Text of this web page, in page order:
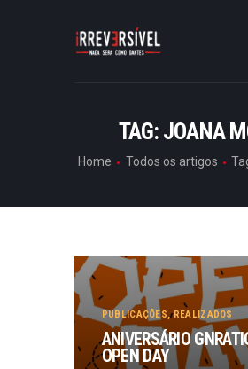
TAG: JOANA
Home Todos os artigos
CRÓNICAS
PUBLICAÇÕES, REALIZADOS
ANIVERSÁRIO
OPEN DAY